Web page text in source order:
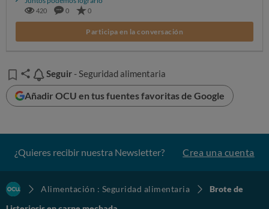
420 0 0
Participa en la conversación
Seguir
Seguir - Seguridad alimentaria
Añadir OCU en tus fuentes favoritas de Google
¿Quieres recibir nuestra Newsletter? Crea una cuenta
Alimentación : Seguridad alimentaria
Brote de